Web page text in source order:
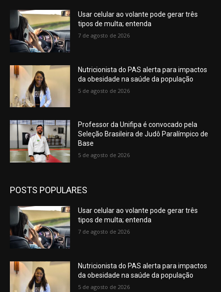
Usar celular ao volante pode gerar três
tipos de multa; entenda
7 de agosto de 2026
Nutricionista do PAS alerta para impactos
da obesidade na saúde da população
5 de agosto de 2026
Professor da Unifipa é convocado pela
Seleção Brasileira de Judô Paralímpico de
Base
5 de agosto de 2026
POSTS POPULARES
Usar celular ao volante pode gerar três
tipos de multa; entenda
7 de agosto de 2026
Nutricionista do PAS alerta para impactos
da obesidade na saúde da população
5 de agosto de 2026